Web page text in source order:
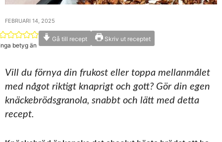
FEBRUARI 14, 2025
betyg än
Gå till recept Skriv ut receptet
Vill du förnya din frukost eller toppa mellanmålet
med något riktigt knaprigt och gott? Gör din egen
knäckebrödsgranola, snabbt och lätt med detta
recept.